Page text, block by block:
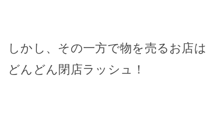
しかし、その一方で物を売るお店は
どんどん閉店ラッシュ！